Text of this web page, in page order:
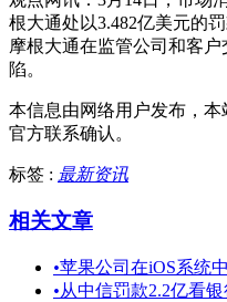
根大通处以3.482亿美元的
摩根大通在监管公司和客
陷。
本信息由网络用户发布， 本
官方联系确认。
标签 : 最新资讯
相关文章
•苹果公司在iOS系统
•从中信罚款2.2亿看银